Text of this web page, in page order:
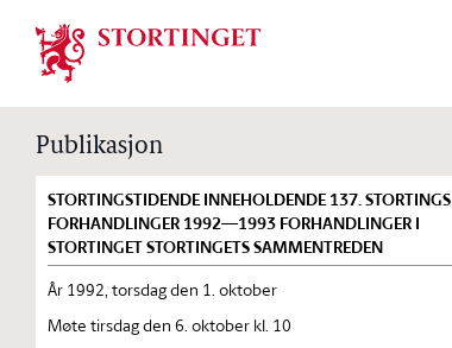
Stortinget.no
Publikasjon
STORTINGSTIDENDE INNEHOLDENDE 137. STORTINGS
FORHANDLINGER 1992—1993 FORHANDLINGER I
STORTINGET STORTINGETS SAMMENTREDEN
År 1992, torsdag den 1. oktober
Møte tirsdag den 6. oktober kl. 10